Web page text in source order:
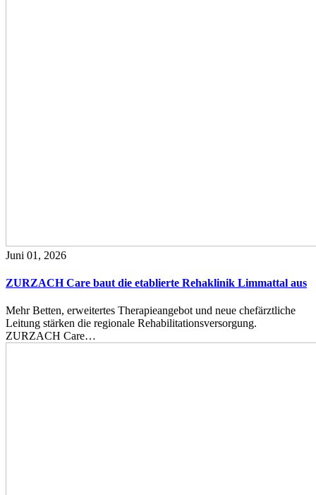
Juni 01, 2026
ZURZACH Care baut die etablierte Rehaklinik Limmattal aus
Mehr Betten, erweitertes Therapieangebot und neue chefärztliche
Leitung stärken die regionale Rehabilitationsversorgung.
ZURZACH Care…